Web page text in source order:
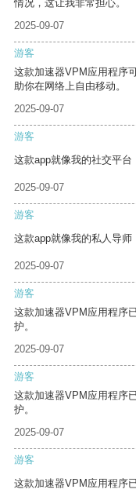
情况，这让我非常担心。
2025-09-07
游客
这款加速器VPM应用程序
助你在网络上自由移动。
2025-09-07
游客
这款app就像我的社交平台
2025-09-07
游客
这款app就像我的私人导师
2025-09-07
游客
这款加速器VPM应用程序
护。
2025-09-07
游客
这款加速器VPM应用程序
护。
2025-09-07
游客
这款加速器VPM应用程序